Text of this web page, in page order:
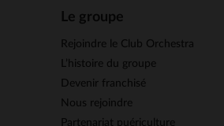
Le groupe
Rejoindre le Club Orchestra
L’histoire du groupe
Devenir franchisé
Nous rejoindre
Partenariat puériculture